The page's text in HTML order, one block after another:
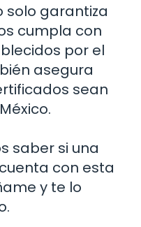
solo garantiza
cumpla con
por el
asegura
sean
saber si una
con esta
y te lo